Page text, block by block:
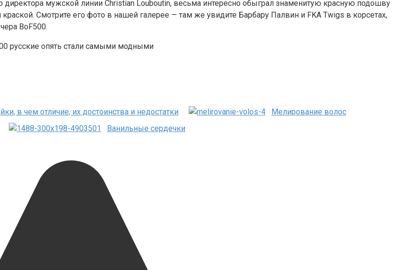
мужской линии Christian Louboutin, весьма интересно обыграл знаменитую красную подошву
Смотрите его фото в нашей галерее — там же увидите Барбару Палвин и FKA Twigs в корсетах,
BoF500.
в чем отличие, их достоинства и недостатки
Мелирование волос
Ванильные сердечки